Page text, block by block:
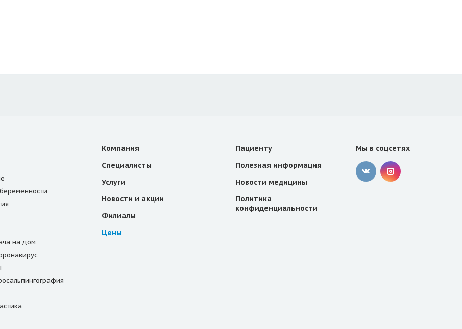
на дом
Компания
Специалисты
Услуги
Новости и акции
Филиалы
Цены
Пациенту
Полезная информация
Новости медицины
Политика
конфиденциальности
Мы в соцсетях